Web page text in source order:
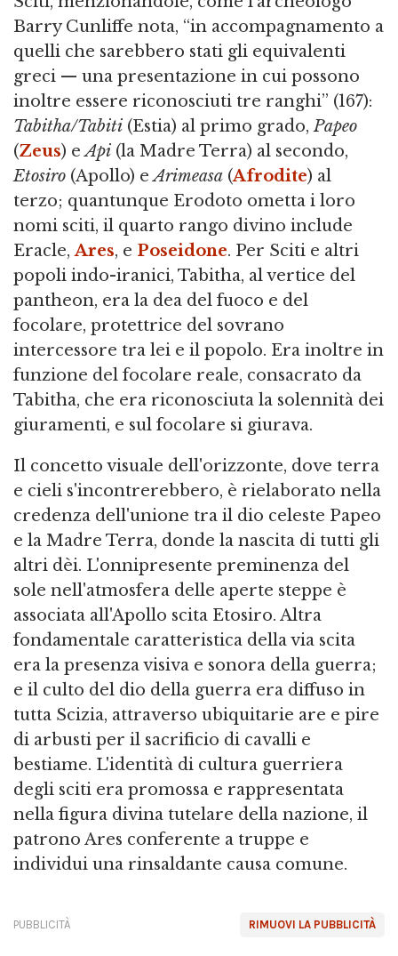
Barry Cunliffe nota, “in accompagnamento a
quelli che sarebbero stati gli equivalenti
greci — una presentazione in cui possono
inoltre essere riconosciuti tre ranghi” (167):
Tabitha/Tabiti (Estia) al primo grado,Papeo
(Zeus) eApi (la Madre Terra) al secondo,
Etosiro (Apollo) eArimeasa (Afrodite) al
terzo; quantunque Erodoto ometta i loro
nomi sciti, il quarto rango divino include
Eracle,Ares, e Poseidone. Per Sciti e altri
popoli indo-iranici, Tabitha, al vertice del
pantheon, era la dea del fuoco e del
focolare, protettrice del sovrano
intercessore tra lei e il popolo. Era inoltre in
funzione del focolare reale, consacrato da
Tabitha, che era riconosciuta la solennità dei
giuramenti, e sul focolare si giurava.
Il concetto visuale dell'orizzonte, dove terra
e cieli s'incontrerebbero, è rielaborato nella
credenza dell'unione tra il dio celeste Papeo
e la Madre Terra, donde la nascita di tutti gli
altri dèi. L'onnipresente preminenza del
sole nell'atmosfera delle aperte steppe è
associata all'Apollo scita Etosiro. Altra
fondamentale caratteristica della via scita
era la presenza visiva e sonora della guerra;
e il culto del dio della guerra era diffuso in
tutta Scizia, attraverso ubiquitarie are e pire
di arbusti per il sacrificio di cavalli e
bestiame. L'identità di cultura guerriera
degli sciti era promossa e rappresentata
nella figura divina tutelare della nazione, il
patrono Ares conferente a truppe e
individui una rinsaldante causa comune.
RIMUOVI LA PUBBLICITÀ
PUBBLICITÀ